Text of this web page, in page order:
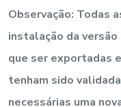
Observação: Todas
instalação da versão
que ser exportadas
tenham sido
necessárias uma